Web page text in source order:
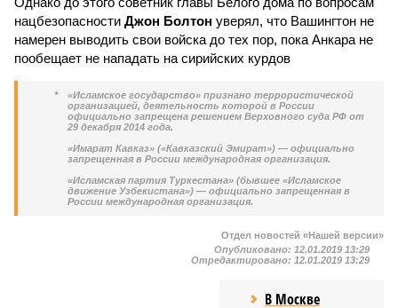
нацбезопасности Джон Болтон уверял, что Вашингтон не
намерен выводить свои войска до тех пор, пока Анкара не
пообещает не нападать на сирийских курдов
*
«Исламское государство» признано террористической
организацией, деятельность которой в России
официально запрещена решением Верховного суда РФ от
29 декабря 2014 года.
«Имарат Кавказ» («Кавказский Эмират») — официально
запрещенная в России международная организация.
«Исламская партия Туркестана» (бывшее «Исламское
движение Узбекистана») — официально запрещенная в
России международная организация.
Отдел новостей «Нашей версии»
Опубликовано: 12.01.2019 13:29
Отредактировано: 12.01.2019 13:29
В Москве